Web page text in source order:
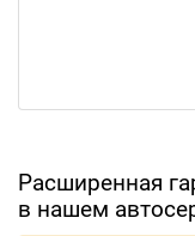
Расширенная
в нашем